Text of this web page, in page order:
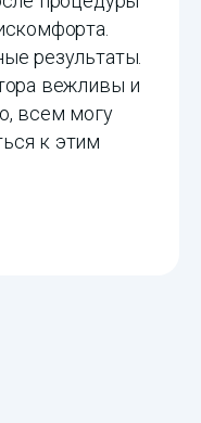
результаты.
вежливы и
всем могу
к этим